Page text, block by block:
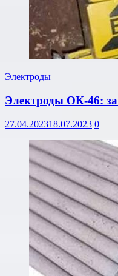
Электроды
Электроды ОК-46:
27.04.202318.07.2023 0